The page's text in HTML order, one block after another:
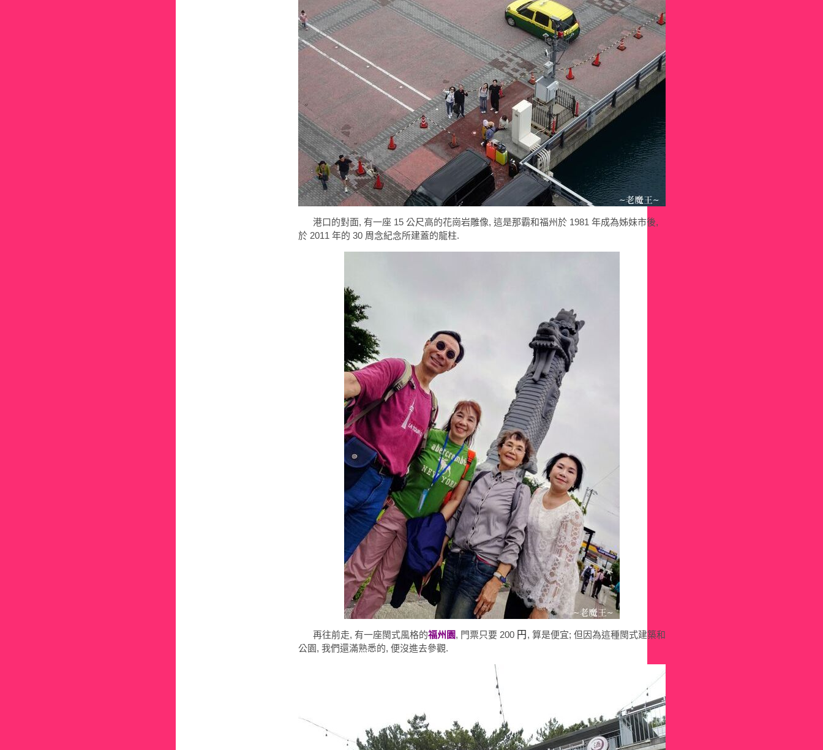
港口的對面, 有一座 15 公尺高的花崗岩雕像, 這是那霸和福州於 1981 年成為姊妹市後,
於 2011 年的 30 周念紀念所建蓋的龍柱.
再往前走, 有一座閩式風格的福州園, 門票只要 200 円 , 算是便宜; 但因為這種閩式建築和
公園, 我們還滿熟悉的, 便沒進去參觀.